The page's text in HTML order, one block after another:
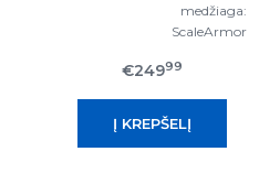
medžiaga:
ScaleArmor
€24999